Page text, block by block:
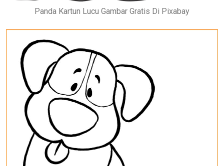
Panda Kartun Lucu Gambar Gratis Di Pixabay